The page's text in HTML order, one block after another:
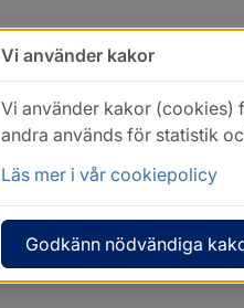
Vi använder kakor
Vi använder kakor (cookies)
andra används för statistik
Läs mer i vår cookiepolicy
Godkänn nödvändiga